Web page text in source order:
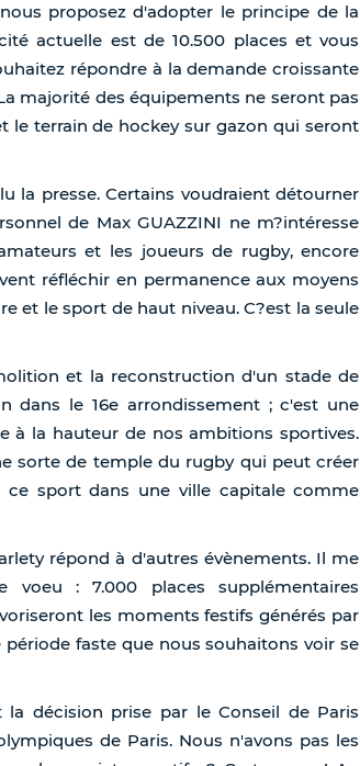
proposez d'adopter le principe de la
actuelle est de 10.500 places et vous
répondre à la demande croissante
majorité des équipements ne seront pas
le terrain de hockey sur gazon qui seront
la presse. Certains voudraient détourner
de Max GUAZZINI ne m?intéresse
et les joueurs de rugby, encore
réfléchir en permanence aux moyens
et le sport de haut niveau. C?est la seule
et la reconstruction d'un stade de
dans le 16e arrondissement ; c'est une
à la hauteur de nos ambitions sportives.
sorte de temple du rugby qui peut créer
sport dans une ville capitale comme
répond à d'autres évènements. Il me
: 7.000 places supplémentaires
les moments festifs générés par
faste que nous souhaitons voir se
décision prise par le Conseil de Paris
de Paris. Nous n'avons pas les